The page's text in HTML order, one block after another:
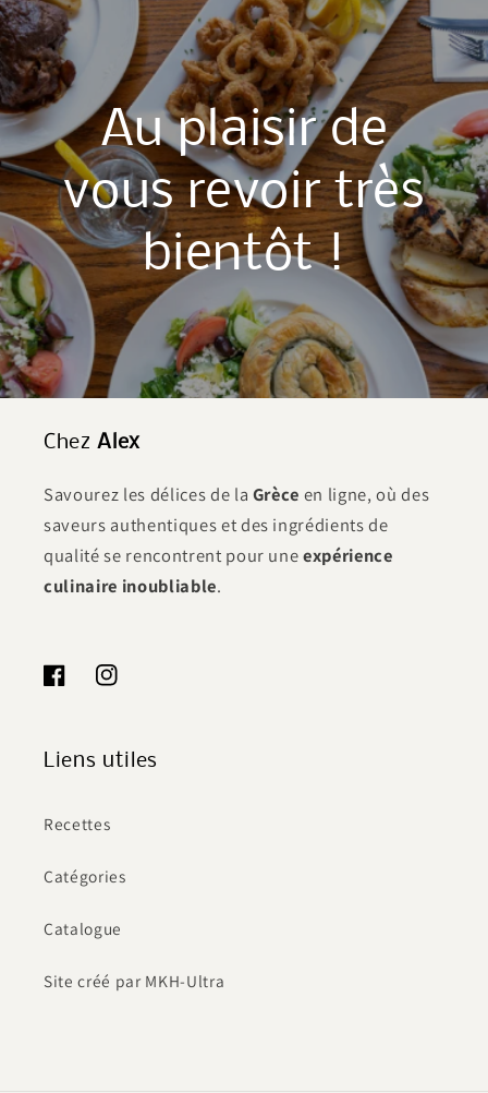
Au plaisir de
vous revoir très
bientôt !
Chez Alex
Savourez les délices de la Grèce en ligne, où des
saveurs authentiques et des ingrédients de
qualité se rencontrent pour uneexpérience
culinaire inoubliable.
FacebookInstagram
Liens utiles
Recettes
Catégories
Catalogue
Site créé par MKH-Ultra